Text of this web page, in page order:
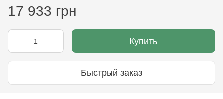
17 933 грн
Купить
Быстрый заказ